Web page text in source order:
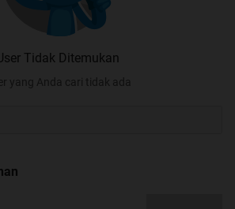
Tidak Ditemukan
yang Anda cari tidak ada